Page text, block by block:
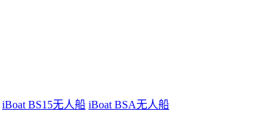
iBoat BS15无人船 iBoat BSA无人船